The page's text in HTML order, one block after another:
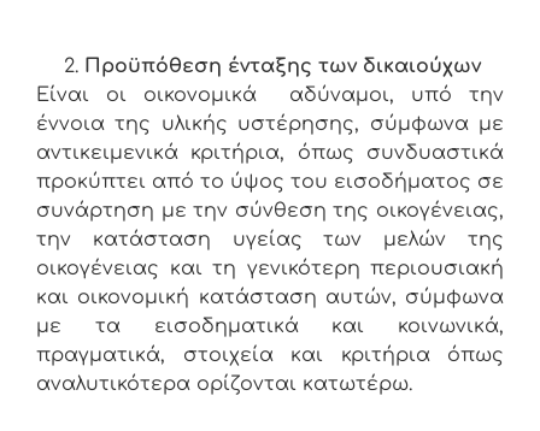
Προϋπόθεση ένταξης των δικαιούχων
Είναι οι οικονομικά αδύναμοι, υπό την
έννοια της υλικής υστέρησης, σύμφωνα με
αντικειμενικά κριτήρια, όπως συνδυαστικά
προκύπτει από το ύψος του εισοδήματος σε
συνάρτηση με την σύνθεση της οικογένειας,
την κατάσταση υγείας των μελών της
οικογένειας και τη γενικότερη περιουσιακή
και οικονομική κατάσταση αυτών, σύμφωνα
με τα εισοδηματικά και κοινωνικά,
πραγματικά, στοιχεία και
κριτήρια όπως
αναλυτικότερα ορίζονται κατωτέρω.